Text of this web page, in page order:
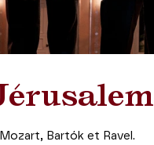
Bartók et Ravel.